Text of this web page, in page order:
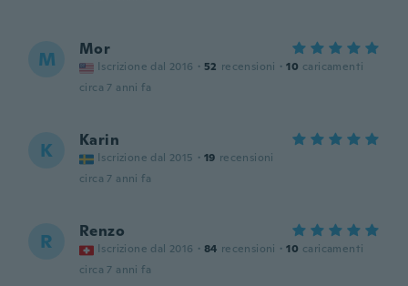
M Mor
Iscrizione dal 2016 · 52 recensioni · 10 caricamenti
circa 7 anni fa
K Karin
Iscrizione dal 2015 · 19 recensioni
circa 7 anni fa
R Renzo
Iscrizione dal 2016 · 84 recensioni · 10 caricamenti
circa 7 anni fa